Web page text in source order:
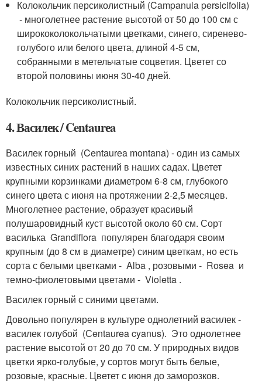
Колокольчик персиколистный (Campanula persicifolia)
- многолетнее растение высотой от 50 до 100 см с
ширококолокольчатыми цветками, синего, сиренево-
голубого или белого цвета, длиной 4-5 см,
собранными в метельчатые соцветия. Цветет со
второй половины июня 30-40 дней.
Колокольчик персиколистный.
4. Василек / Centaurеa
Василек горный (Centaurеa montana) - один из самых
известных синих растений в наших садах. Цветет
крупными корзинками диаметром 6-8 см, глубокого
синего цвета с июня на протяжении 2-2,5 месяцев.
Многолетнее растение, образует красивый
полушаровидный куст высотой около 60 см. Сорт
василька Grandiflora популярен благодаря своим
крупным (до 8 см в диаметре) синим цветкам, но есть
сорта с белыми цветками - Alba , розовыми - Rosea и
темно-фиолетовыми цветами - Violetta .
Василек горный с синими цветами.
Довольно популярен в культуре однолетний василек -
василек голубой (Сentaurea cyanus). Это однолетнее
растение высотой от 20 до 70 см. У природных видов
цветки ярко-голубые, у сортов могут быть белые,
розовые, красные. Цветет с июня до заморозков.